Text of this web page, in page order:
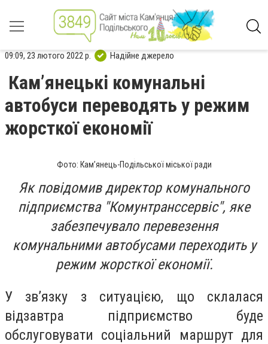
09:09, 23 лютого 2022 р. Надійне джерело
Кам’янецькі комунальні
автобуси переводять у режим
жорсткої економії
Фото: Кам’янець-Подільської міської ради
Як повідомив директор комунального
підприємства "Комунтранссервіс", яке
забезпечувало перевезення
комунальними автобусами переходить у
режим жорсткої економії.
У зв’язку з ситуацією, що склалася
відзавтра підприємство буде
обслуговувати соціальний маршрут для